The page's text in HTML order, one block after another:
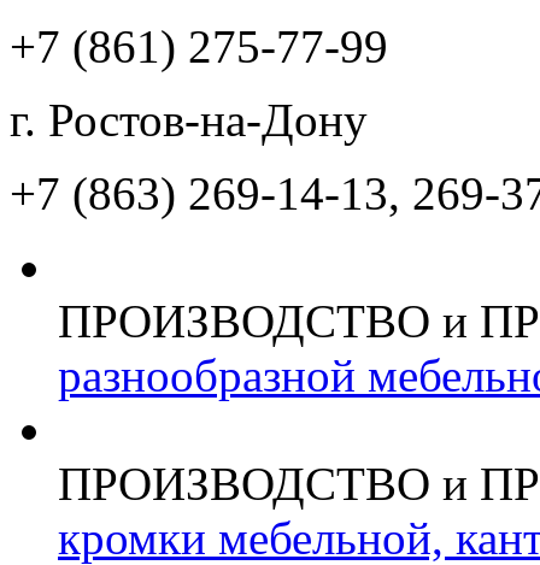
+7 (861) 275-77-99
г. Ростов-на-Дону
+7 (863) 269-14-13, 269-
ПРОИЗВОДСТВО и
разнообразной
ПРОИЗВОДСТВО и
кромки мебельной,